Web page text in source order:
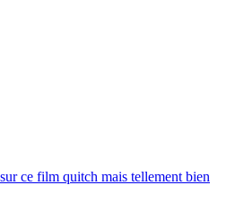
ce film quitch mais tellement bien